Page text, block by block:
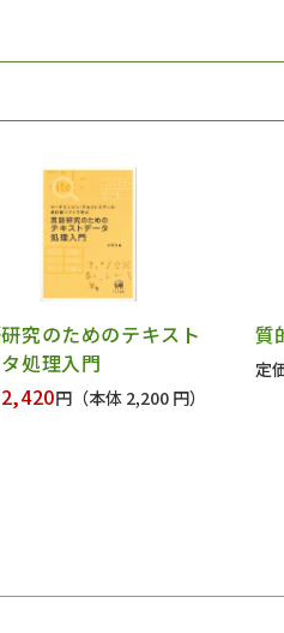
究のためのテキスト
処理入門
2,420円 （本体 2,200 円）
質
定